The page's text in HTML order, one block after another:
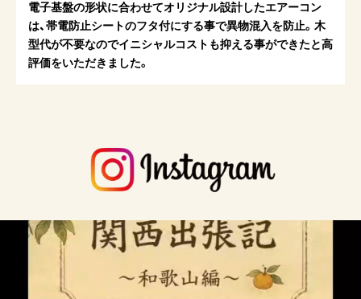
電子基盤の形状に合わせてオリジナル設計したエアーコン
は、帯電防止シートのフタ付にする事で異物混入を防止。木
型代が不要なのでイニシャルコストも抑える事ができたと高
評価をいただきました。